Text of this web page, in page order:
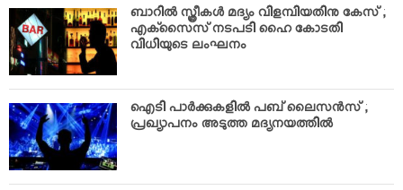
EDITORIAL
ARTS & LITERATURE
MAGAZINE
VIDEOS
YOUR SAY
COOKERY
KARSHAKAN
ബാറില്‍ സ്ത്രീകള്‍ മദ്യം വിളമ്പിയതിനു കേസ് ;
എക്‌സൈസ് നടപടി ഹൈ കോടതി
വിധിയുടെ ലംഘനം
ഐടി പാര്‍ക്കുകളില്‍ പബ് ലൈസന്‍സ് ;
പ്രഖ്യാപനം അടുത്ത മദ്യനയത്തില്‍